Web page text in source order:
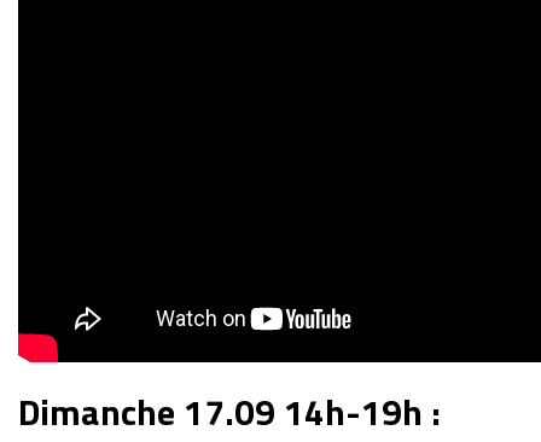
Dimanche 17.09 14h-19h :